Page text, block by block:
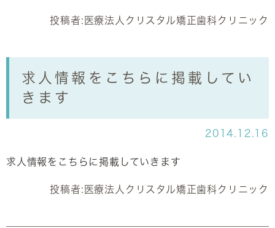
投稿者: 医療法人クリスタル矯正歯科クリニック
求人情報をこちらに掲載してい
きます
2014.12.16
求人情報をこちらに掲載していきます
投稿者: 医療法人クリスタル矯正歯科クリニック